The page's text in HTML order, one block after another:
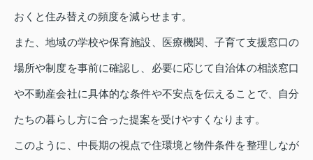
おくと住み替えの頻度を減らせます。
また、地域の学校や保育施設、医療機関、子育て支援窓口の
場所や制度を事前に確認し、必要に応じて自治体の相談窓口
や不動産会社に具体的な条件や不安点を伝えることで、自分
たちの暮らし方に合った提案を受けやすくなります。
このように、中長期の視点で住環境と物件条件を整理しなが